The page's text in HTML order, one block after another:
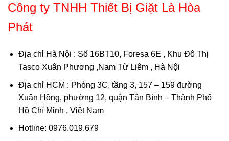
Công ty TNHH Thiết Bị Giặt Là Hòa
Phát
Địa chỉ Hà Nội : Số 16BT10, Foresa 6E , Khu Đô Thị
Tasco Xuân Phương ,Nam Từ Liêm , Hà Nội
Địa chỉ HCM : Phòng 3C, tầng 3, 157 – 159 đường
Xuân Hồng, phường 12, quận Tân Bình – Thành Phố
Hồ Chí Minh , Việt Nam
Hotline: 0976.019.679